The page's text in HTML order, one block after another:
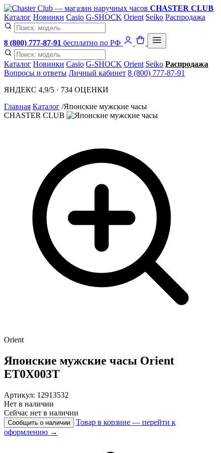
CHASTER CLUB
Каталог Новинки Casio G-SHOCK Orient Seiko Распродажа
8 (800) 777-87-91 бесплатно по РФ
Каталог Новинки Casio G-SHOCK Orient Seiko Распродажа
Вопросы и ответы Личный кабинет 8 (800) 777-87-91
ЯНДЕКС 4,9/5 · 734 ОЦЕНКИ
Главная Каталог /Японские мужские часы
CHASTER CLUB
Orient
Японские мужские часы Orient
ET0X003T
Артикул: 12913532
Нет в наличии
Сейчас нет в наличии
Сообщить о наличии
Товар в корзине — перейти к
оформлению →